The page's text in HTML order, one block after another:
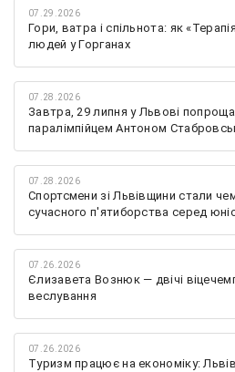
07.29.2026
Гори, ватра і спільнота: як
людей у Горганах
07.28.2026
Завтра, 29 липня у Львові
паралімпійцем Антоном
07.28.2026
Спортсмени зі Львівщини стали
сучасного п'ятиборства серед
07.26.2026
Єлизавета Вознюк — двічі
веслування
07.26.2026
Туризм працює на економіку: